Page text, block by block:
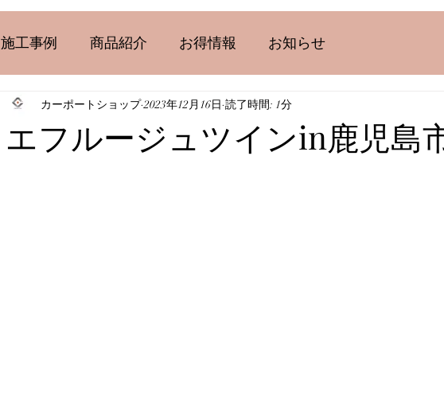
施工事例 商品紹介 お得情報 お知らせ
エフルージュツインin鹿児島
カーポートショップ 2023年12月16日 読了時間: 1分